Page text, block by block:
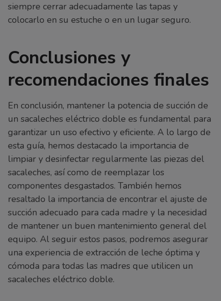
siempre cerrar adecuadamente las tapas y
colocarlo en su estuche o en un lugar seguro.
Conclusiones y
recomendaciones finales
En conclusión, mantener la potencia de succión de
un sacaleches eléctrico doble es fundamental para
garantizar un uso efectivo y eficiente. A lo largo de
esta guía, hemos destacado la importancia de
limpiar y desinfectar regularmente las piezas del
sacaleches, así como de reemplazar los
componentes desgastados. También hemos
resaltado la importancia de encontrar el ajuste de
succión adecuado para cada madre y la necesidad
de mantener un buen mantenimiento general del
equipo. Al seguir estos pasos, podremos asegurar
una experiencia de extracción de leche óptima y
cómoda para todas las madres que utilicen un
sacaleches eléctrico doble.